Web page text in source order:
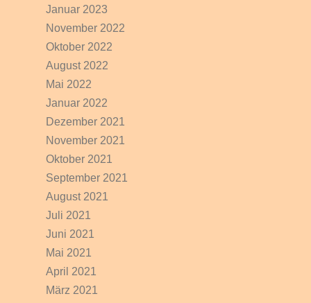
Januar 2023
November 2022
Oktober 2022
August 2022
Mai 2022
Januar 2022
Dezember 2021
November 2021
Oktober 2021
September 2021
August 2021
Juli 2021
Juni 2021
Mai 2021
April 2021
März 2021